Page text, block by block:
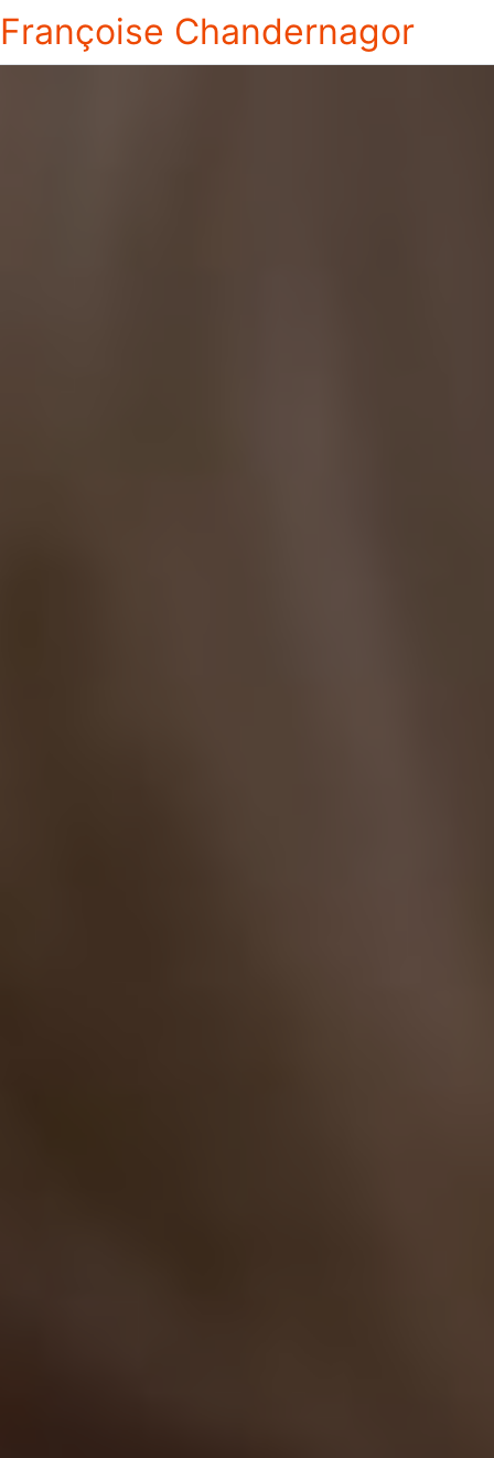
Françoise Chandernagor